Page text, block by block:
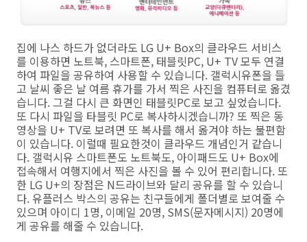
집에 나스 하드가 없더라도 LG U+ Box의 클라우드 서비스
를 이용하면 노트북, 스마트폰, 태블릿PC, U+ TV 모두 연결
하여 파일을 공유하여 사용할 수 있습니다. 갤럭시유폰을 들
고 날씨 좋은 날 여름 휴가를 가서 찍은 사진을 컴퓨터로 옮겼
습니다. 그걸 다시 큰 화면인 태블릿PC로 보고 싶었습니다.
또 다시 파일을 타블릿 PC로 복사하시겠습니까? 또 찍은 동
영상을 U+ TV로 보려면 또 복사를 해서 옮겨야 하는 불편함
이 있습니다. 이럴때 필요한것이 클라우드 개념인거 같습니
다. 갤럭시유 스마트폰도 노트북도, 아이패드도 U+ Box에
접속해서 여행지에서 찍은 사진을 볼 수 있어 편리합니다. 또
한 LG U+의 장점은 N드라이브와 달리 공유를 할 수 있습니
다. 유플러스 박스의 공유는 친구들에게 폴더별로 보여줄 수
있으며 아이디 1명, 이메일 20명, SMS(문자메시지) 20명에
게 공유를 해줄 수 있습니다.